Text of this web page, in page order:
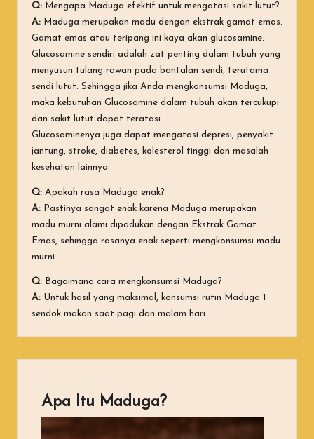
Q: Mengapa Maduga efektif untuk mengatasi sakit lutut?
A: Maduga merupakan madu dengan ekstrak gamat emas.
Gamat emas atau teripang ini kaya akan glucosamine.
Glucosamine sendiri adalah zat penting dalam tubuh yang
menyusun tulang rawan pada bantalan sendi, terutama
sendi lutut. Sehingga jika Anda mengkonsumsi Maduga,
maka kebutuhan Glucosamine dalam tubuh akan tercukupi
dan sakit lutut dapat teratasi.
Glucosaminenya juga dapat mengatasi depresi, penyakit
jantung, stroke, diabetes, kolesterol tinggi dan masalah
kesehatan lainnya.
Q: Apakah rasa Maduga enak?
A: Pastinya sangat enak karena Maduga merupakan
madu murni alami dipadukan dengan Ekstrak Gamat
Emas, sehingga rasanya enak seperti mengkonsumsi madu
murni.
Q: Bagaimana cara mengkonsumsi Maduga?
A: Untuk hasil yang maksimal, konsumsi rutin Maduga 1
sendok makan saat pagi dan malam hari.
Apa Itu Maduga?